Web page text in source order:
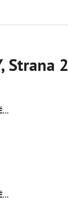
, Strana 2